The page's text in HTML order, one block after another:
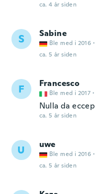
ca. 4 år siden
S Sabine
Ble med i 2016 ·
ca. 5 år siden
F Francesco
Ble med i 2017 ·
Nulla da
ca. 5 år siden
U uwe
Ble med i 2016 ·
ca. 5 år siden